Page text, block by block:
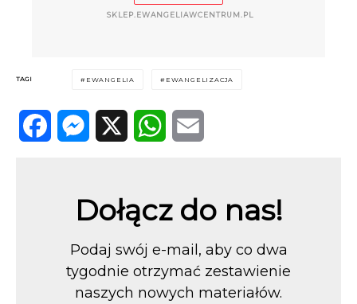
SKLEP.EWANGELIAWCENTRUM.PL
TAGI EWANGELIA EWANGELIZACJA
Dołącz do nas!
Podaj swój e-mail, aby co dwa
tygodnie otrzymać zestawienie
naszych nowych materiałów.